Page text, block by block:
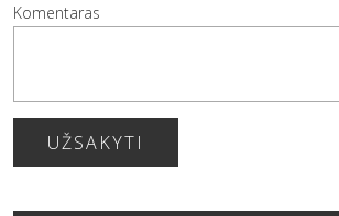
Komentaras
UŽSAKYTI